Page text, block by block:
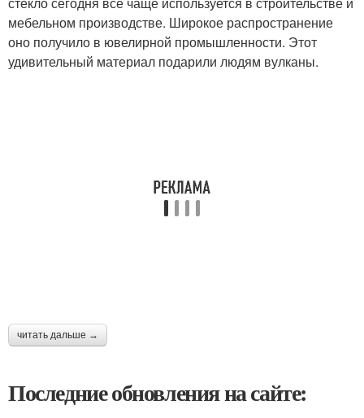
мебельном производстве. Широкое распространение
оно получило в ювелирной промышленности. Этот
удивительный материал подарили людям вулканы.
читать дальше →
Последние обновления на сайте: